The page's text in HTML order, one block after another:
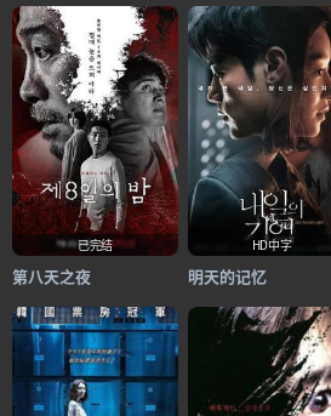
已完结
第八天之夜
HD中字
明天的记忆